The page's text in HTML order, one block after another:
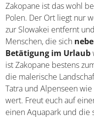
Zakopane ist das wohl
Polen. Der Ort liegt nur
zur Slowakei entfernt
Menschen, die sich
Betätigung im Urlaub
ist Zakopane bestens
die malerische
Tatra und Alpenseen
wert. Freut euch auf
einen Aquapark und die